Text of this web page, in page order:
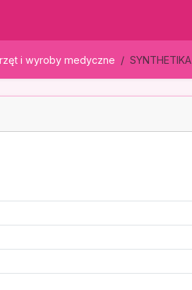
i wyroby medyczne SYNTHETIKA